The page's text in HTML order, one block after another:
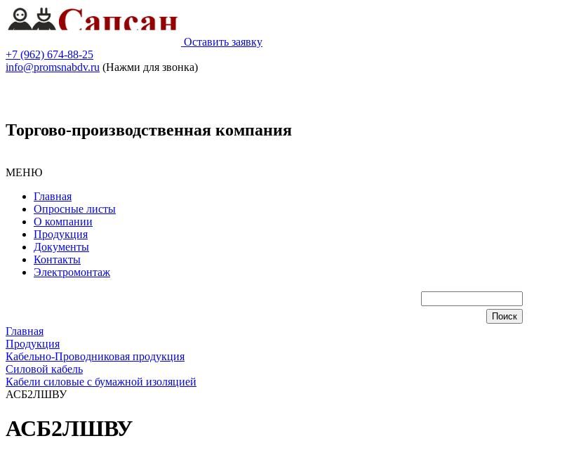
Оставить заявку
+7 (962) 674-88-25
info@promsnabdv.ru (Нажми для звонка)
Торгово-производственная компания
МЕНЮ
Главная
Опросные листы
О компании
Продукция
Документы
Контакты
Электромонтаж
Главная
Продукция
Кабельно-Проводниковая продукция
Силовой кабель
Кабели силовые с бумажной изоляцией
АСБ2ЛШВУ
АСБ2ЛШВУ